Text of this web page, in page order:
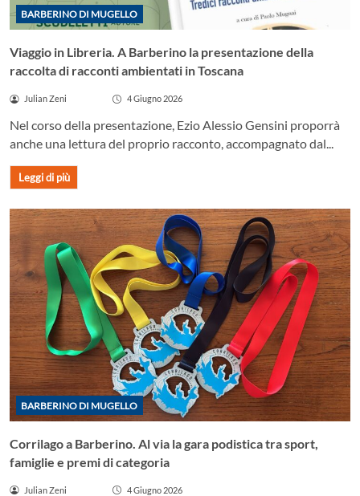
BARBERINO DI MUGELLO
Viaggio in Libreria. A Barberino la presentazione della
raccolta di racconti ambientati in Toscana
Julian Zeni 4 Giugno 2026
Nel corso della presentazione, Ezio Alessio Gensini proporrà
anche una lettura del proprio racconto, accompagnato dal...
Leggi di più
BARBERINO DI MUGELLO
Corrilago a Barberino. Al via la gara podistica tra sport,
famiglie e premi di categoria
Julian Zeni 4 Giugno 2026